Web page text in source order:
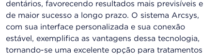
dentários, favorecendo resultados mais previsíveis e
de maior sucesso a longo prazo. O sistema Arcsys,
com sua interface personalizada e sua conexão
estável, exemplifica as vantagens dessa tecnologia,
tornando-se uma excelente opção para tratamentos